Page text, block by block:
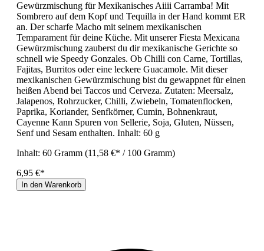
Gewürzmischung für Mexikanisches Aiiii Carramba! Mit
Sombrero auf dem Kopf und Tequilla in der Hand kommt ER
an. Der scharfe Macho mit seinem mexikanischen
Temparament für deine Küche. Mit unserer Fiesta Mexicana
Gewürzmischung zauberst du dir mexikanische Gerichte so
schnell wie Speedy Gonzales. Ob Chilli con Carne, Tortillas,
Fajitas, Burritos oder eine leckere Guacamole. Mit dieser
mexikanischen Gewürzmischung bist du gewappnet für einen
heißen Abend bei Taccos und Cerveza. Zutaten: Meersalz,
Jalapenos, Rohrzucker, Chilli, Zwiebeln, Tomatenflocken,
Paprika, Koriander, Senfkörner, Cumin, Bohnenkraut,
Cayenne Kann Spuren von Sellerie, Soja, Gluten, Nüssen,
Senf und Sesam enthalten. Inhalt: 60 g
Inhalt: 60 Gramm (11,58 €* / 100 Gramm)
6,95 €*
In den Warenkorb